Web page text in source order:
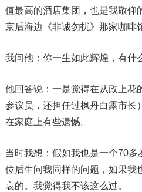
值最高的酒店集团，也是我敬仰
京后海边《非诚勿扰》那家咖啡
我问他：你一生如此辉煌，有什
他回答说：一是觉得在从政上花
参议员，还担任过枫丹白露市长
在家庭上有些遗憾。
当时我想：假如我也是一个70
位后生问我同样的问题，如果我
哀的。我觉得我不该这么过。